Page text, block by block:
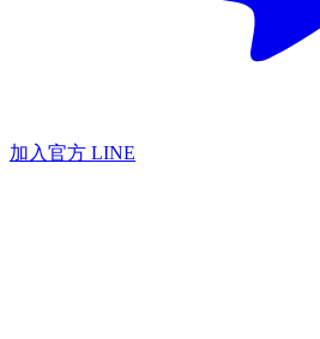
加入官方 LINE